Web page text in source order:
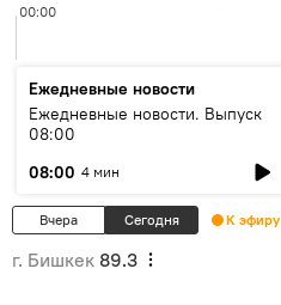
00:00
Ежедневные новости
Ежедневные новости. Выпуск
08:00
08:00 4 мин
Вчера Сегодня К эфиру
г. Бишкек 89.3